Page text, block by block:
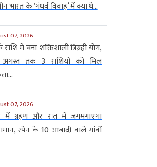
भारत के ‘गंधर्व विवाह’ में क्या थे...
07, 2026
में बना शक्तिशाली त्रिग्रही योग,
तक 3 राशियों को मिल
07, 2026
में ग्रहण और रात में जगमगाएगा
स्पेन के 10 आबादी वाले गांवों